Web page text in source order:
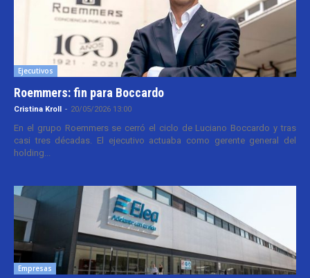
Ejecutivos
Roemmers: fin para Boccardo
Cristina Kroll - 20/05/2026 13:00
En el grupo Roemmers se cerró el ciclo de Luciano Boccardo y tras
casi tres décadas. El ejecutivo actuaba como gerente general del
holding...
Empresas